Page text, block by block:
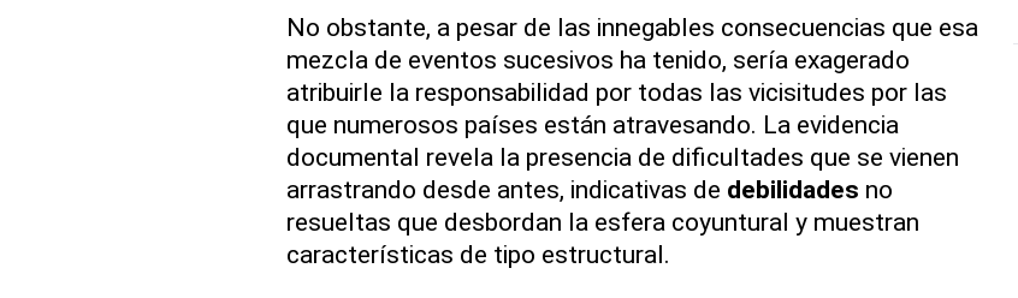
No obstante, a pesar de las innegables consecuencias que esa
mezcla de eventos sucesivos ha tenido, sería exagerado
atribuirle la responsabilidad por todas las vicisitudes por las
que numerosos países están atravesando. La evidencia
documental revela la presencia de dificultades que se vienen
arrastrando desde antes, indicativas de debilidades no
resueltas que desbordan la esfera coyuntural y muestran
características de tipo estructural.